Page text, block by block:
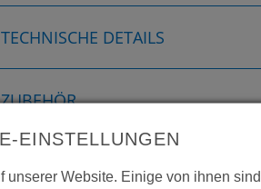
TECHNISCHE DETAILS
ZUBEHÖR
EINSTELLUNGEN
unserer Website. Einige von ihnen sind